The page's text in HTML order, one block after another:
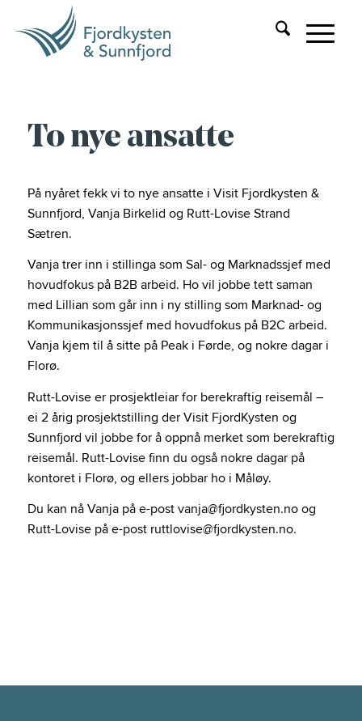
To nye ansatte
På nyåret fekk vi to nye ansatte i Visit Fjordkysten &
Sunnfjord, Vanja Birkelid og Rutt-Lovise Strand
Sætren.
Vanja trer inn i stillinga som Sal- og Marknadssjef med
hovudfokus på B2B arbeid. Ho vil jobbe tett saman
med Lillian som går inn i ny stilling som Marknad- og
Kommunikasjonssjef med hovudfokus på B2C arbeid.
Vanja kjem til å sitte på Peak i Førde, og nokre dagar i
Florø.
Rutt-Lovise er prosjektleiar for berekraftig reisemål –
ei 2 årig prosjektstilling der Visit FjordKysten og
Sunnfjord vil jobbe for å oppnå merket som berekraftig
reisemål. Rutt-Lovise finn du også nokre dagar på
kontoret i Florø, og ellers jobbar ho i Måløy.
Du kan nå Vanja på e-post vanja@fjordkysten.no og
Rutt-Lovise på e-post ruttlovise@fjordkysten.no.